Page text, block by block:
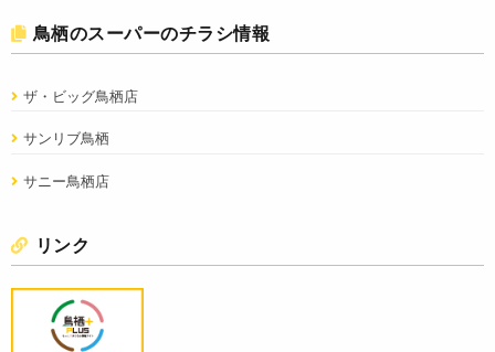
鳥栖のスーパーのチラシ情報
ザ・ビッグ鳥栖店
サンリブ鳥栖
サニー鳥栖店
リンク